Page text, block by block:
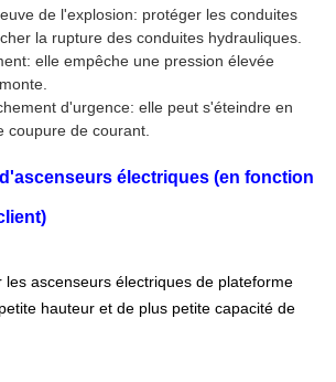
de l'explosion: protéger les conduites
la rupture des conduites hydrauliques.
elle empêche une pression élevée
d'urgence: elle peut s'éteindre en
coupure de courant.
électriques (en fonction
les ascenseurs électriques de plateforme
hauteur et de plus petite capacité de